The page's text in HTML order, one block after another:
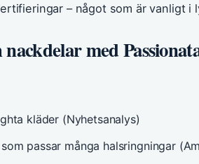
– något som är vanligt i
med
kläder (Nyhetsanalys)
passar många halsringningar